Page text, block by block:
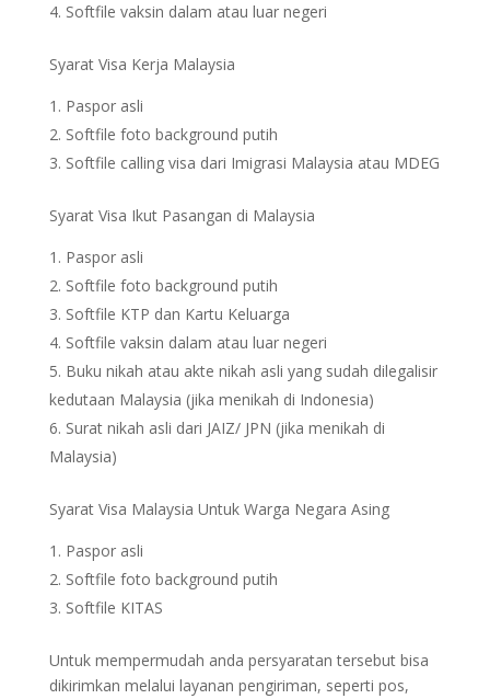
Softfile vaksin dalam atau luar negeri
Syarat Visa Kerja Malaysia
Paspor asli
Softfile foto background putih
Softfile calling visa dari Imigrasi Malaysia atau MDEG
Syarat Visa Ikut Pasangan di Malaysia
Paspor asli
Softfile foto background putih
Softfile KTP dan Kartu Keluarga
Softfile vaksin dalam atau luar negeri
Buku nikah atau akte nikah asli yang sudah dilegalisir
kedutaan Malaysia (jika menikah di Indonesia)
Surat nikah asli dari JAIZ/ JPN (jika menikah di
Malaysia)
Syarat Visa Malaysia Untuk Warga Negara Asing
Paspor asli
Softfile foto background putih
Softfile KITAS
Untuk mempermudah anda persyaratan tersebut bisa
dikirimkan melalui layanan pengiriman, seperti pos,